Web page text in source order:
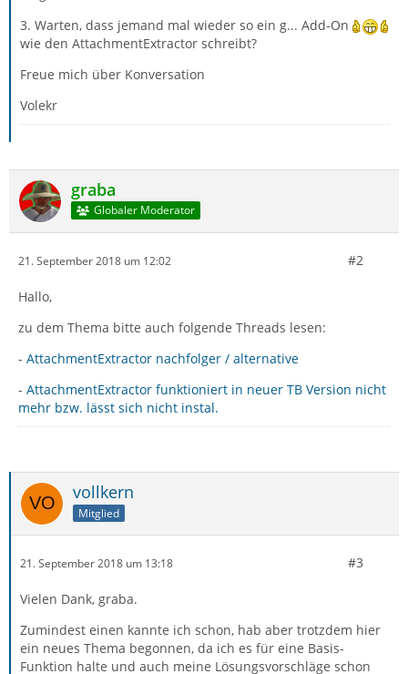
3. Warten, dass jemand mal wieder so ein g... Add-On
wie den AttachmentExtractor schreibt?
Freue mich über Konversation
Volekr
graba
Globaler Moderator
21. September 2018 um 12:02 #2
Hallo,
zu dem Thema bitte auch folgende Threads lesen:
- AttachmentExtractor nachfolger / alternative
- AttachmentExtractor funktioniert in neuer TB Version nicht
mehr bzw. lässt sich nicht instal.
vollkern
Mitglied
21. September 2018 um 13:18 #3
Vielen Dank, graba.
Zumindest einen kannte ich schon, hab aber trotzdem hier
ein neues Thema begonnen, da ich es für eine Basis-
Funktion halte und auch meine Lösungsvorschläge schon